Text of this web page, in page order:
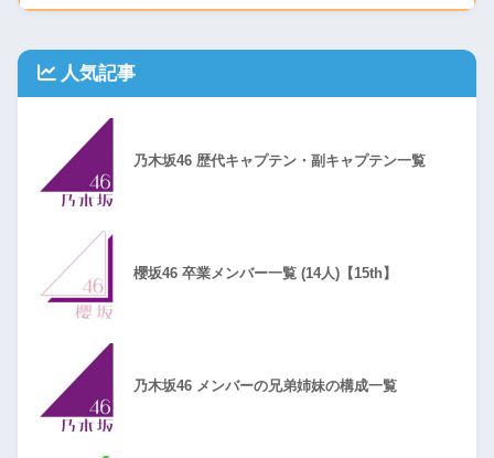
人気記事
乃木坂46 歴代キャプテン・副キャプテン一覧
櫻坂46 卒業メンバー一覧 (14人)【15th】
乃木坂46 メンバーの兄弟姉妹の構成一覧